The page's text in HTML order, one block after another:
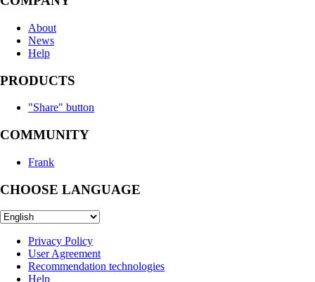
About
News
Help
PRODUCTS
"Share" button
COMMUNITY
Frank
CHOOSE LANGUAGE
Privacy Policy
User Agreement
Recommendation technologies
Help